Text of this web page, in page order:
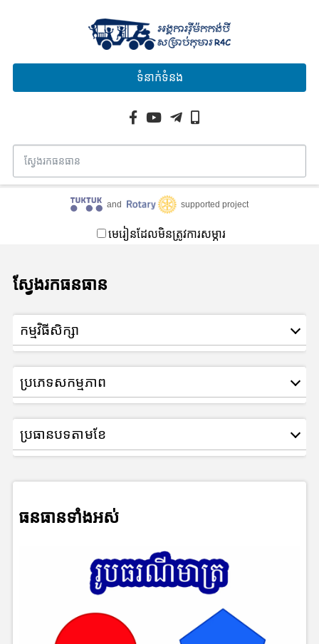
ទំនាក់ទំនង
and supported project
មេរៀនដែលមិនត្រូវការសម្ភារ
ស្វែងរកធនធាន
កម្មវិធីសិក្សា
ប្រភេទសកម្មភាព
ប្រធានបទតាមខែ
ធនធានទាំងអស់